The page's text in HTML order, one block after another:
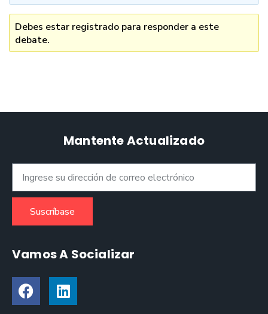
Debes estar registrado para responder a este
debate.
Mantente Actualizado
Suscríbase
Vamos A Socializar